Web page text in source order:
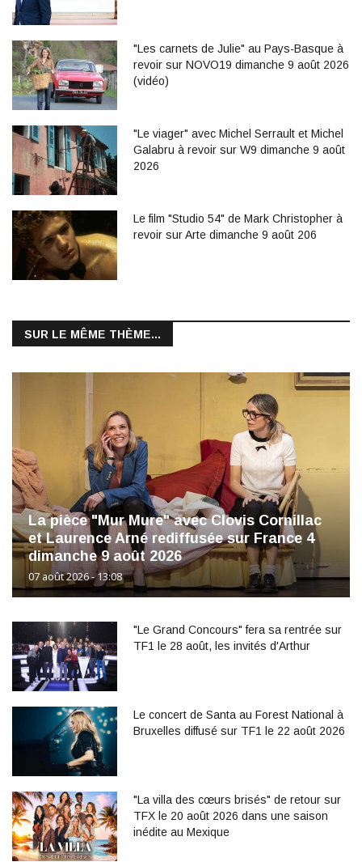
"Les carnets de Julie" au Pays-Basque à
revoir sur NOVO19 dimanche 9 août 2026
(vidéo)
"Le viager" avec Michel Serrault et Michel
Galabru à revoir sur W9 dimanche 9 août
2026
Le film "Studio 54" de Mark Christopher à
revoir sur Arte dimanche 9 août 206
SUR LE MÊME THÈME...
La pièce "Mur Mure" avec Clovis Cornillac
et Laurence Arné rediffusée sur France 4
dimanche 9 août 2026
07 août 2026 - 13:08
"Le Grand Concours" fera sa rentrée sur
TF1 le 28 août, les invités d'Arthur
Le concert de Santa au Forest National à
Bruxelles diffusé sur TF1 le 22 août 2026
"La villa des cœurs brisés" de retour sur
TFX le 20 août 2026 dans une saison
inédite au Mexique